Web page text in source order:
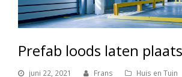
Prefab loods laten
juni 22, 2021 Frans Huis en Tuin